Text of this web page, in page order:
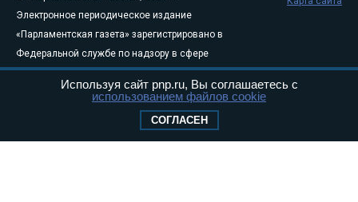
Электронное периодическое издание
«Парламентская газета» зарегистрировано в
Федеральной службе по надзору в сфере
связи, информационных технологий и
массовых коммуникаций (Роскомнадзор) 05
Свидетельство о регистрации Эл № ФС77-
Используя сайт pnp.ru, Вы соглашаетесь с
использованием файлов cookie
СОГЛАСЕН